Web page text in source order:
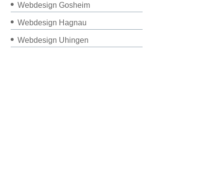
Webdesign Gosheim
Webdesign Hagnau
Webdesign Uhingen